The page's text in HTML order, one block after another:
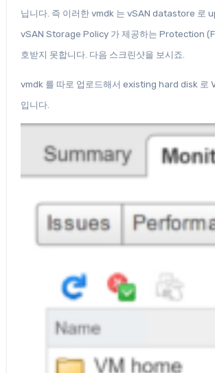
닙니다. 즉 이러한 vmdk 는 vSAN datastore 로
vSAN Storage Policy 가 제공하는 Protection
호받지 못합니다. 다음 스크린샷을 보시죠.
vmdk 를 따로 업로드해서 existing hard disk 로
입니다.